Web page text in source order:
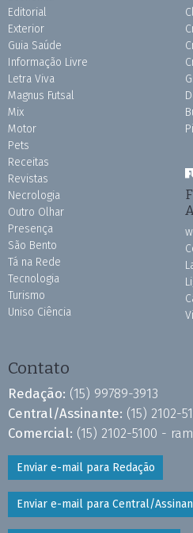
Editorial
Exterior
Guia Saúde
Informação Livre
Letra Viva
Magnus Futsal
Mix
Motor
Pets
Receitas
Revistas
Necrologia
Outro Olhar
Presença
São Bento
Tá na Rede
Tecnologia
Turismo
Uniso Ciência
Contato
Redação: (15) 99789-3913
Central/Assinante: (15) 2102-
Comercial: (15) 2102-5100 -
Enviar e-mail para Redação
Enviar e-mail para Central/